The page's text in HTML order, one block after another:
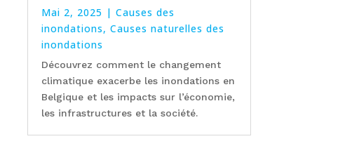
Mai 2, 2025 | Causes des
inondations, Causes naturelles des
inondations
Découvrez comment le changement
climatique exacerbe les inondations en
Belgique et les impacts sur l’économie,
les infrastructures et la société.